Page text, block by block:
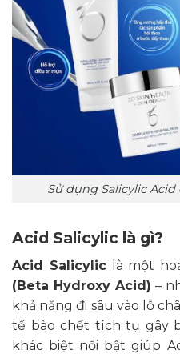
Sử dụng Salicylic
Acid Salicylic là gì?
Acid Salicyliclà một
(Beta Hydroxy Acid) –
khả năng đi sâu vào lỗ
tế bào chết tích tụ gây
khác biệt nổi bật giúp